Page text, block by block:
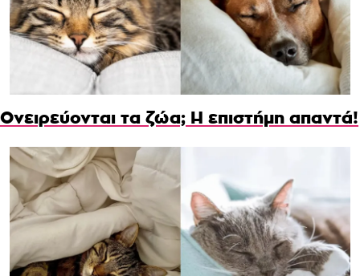
Ονειρεύονται τα ζώα; Η επιστήμη απαντά!